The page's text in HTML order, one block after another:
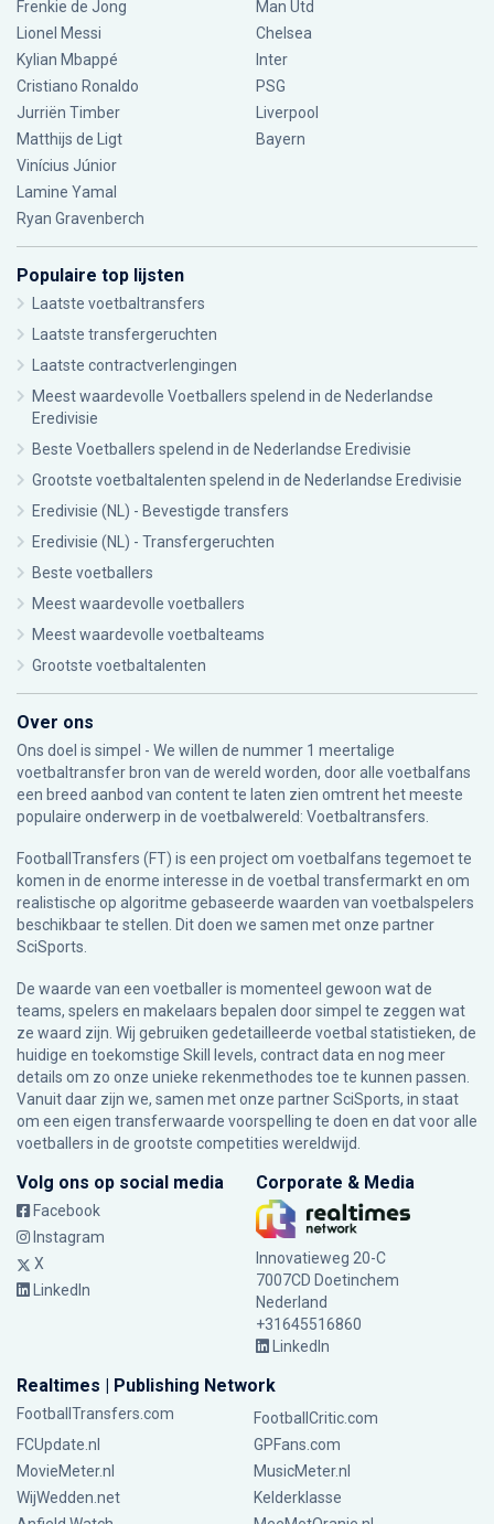
Frenkie de Jong
Lionel Messi
Kylian Mbappé
Cristiano Ronaldo
Jurriën Timber
Matthijs de Ligt
Vinícius Júnior
Lamine Yamal
Ryan Gravenberch
Man Utd
Chelsea
Inter
PSG
Liverpool
Bayern
Populaire top lijsten
Laatste voetbaltransfers
Laatste transfergeruchten
Laatste contractverlengingen
Meest waardevolle Voetballers spelend in de Nederlandse
Eredivisie
Beste Voetballers spelend in de Nederlandse Eredivisie
Grootste voetbaltalenten spelend in de Nederlandse Eredivisie
Eredivisie (NL) - Bevestigde transfers
Eredivisie (NL) - Transfergeruchten
Beste voetballers
Meest waardevolle voetballers
Meest waardevolle voetbalteams
Grootste voetbaltalenten
Over ons
Ons doel is simpel - We willen de nummer 1 meertalige
voetbaltransfer bron van de wereld worden, door alle voetbalfans
een breed aanbod van content te laten zien omtrent het meeste
populaire onderwerp in de voetbalwereld: Voetbaltransfers.
FootballTransfers (FT) is een project om voetbalfans tegemoet te
komen in de enorme interesse in de voetbal transfermarkt en om
realistische op algoritme gebaseerde waarden van voetbalspelers
beschikbaar te stellen. Dit doen we samen met onze partner
SciSports.
De waarde van een voetballer is momenteel gewoon wat de
teams, spelers en makelaars bepalen door simpel te zeggen wat
ze waard zijn. Wij gebruiken gedetailleerde voetbal statistieken, de
huidige en toekomstige Skill levels, contract data en nog meer
details om zo onze unieke rekenmethodes toe te kunnen passen.
Vanuit daar zijn we, samen met onze partner SciSports, in staat
om een eigen transferwaarde voorspelling te doen en dat voor alle
voetballers in de grootste competities wereldwijd.
Volg ons op social media
Facebook
Instagram
X
LinkedIn
Corporate & Media
Innovatieweg 20-C
7007CD Doetinchem
Nederland
+31645516860
LinkedIn
Realtimes | Publishing Network
FootballTransfers.com
FootballCritic.com
FCUpdate.nl
GPFans.com
MovieMeter.nl
MusicMeter.nl
WijWedden.net
Kelderklasse